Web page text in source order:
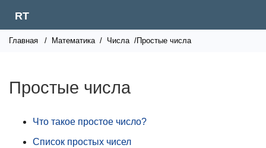
RT
Главная / Математика / Числа /Простые числа
Простые числа
Что такое простое число?
Список простых чисел